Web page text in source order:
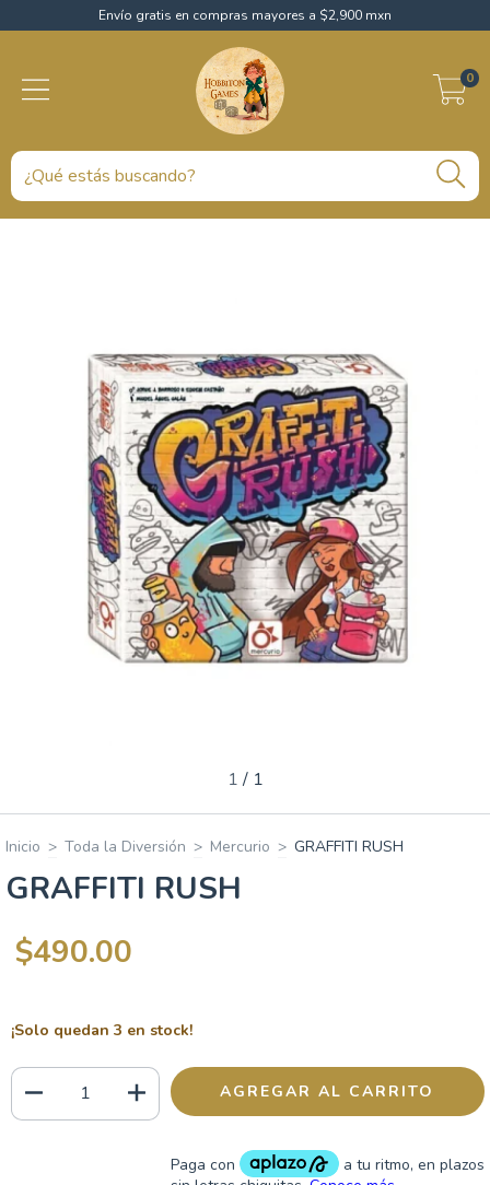
Envío gratis en compras mayores a $2,900 mxn
0
1 / 1
Inicio > Toda la Diversión > Mercurio > GRAFFITI RUSH
GRAFFITI RUSH
$490.00
¡Solo quedan 3 en stock!